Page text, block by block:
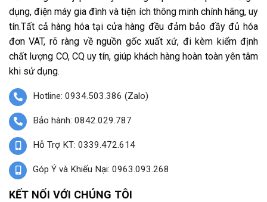
dụng, điện máy gia đình và tiện ích thông minh chính hãng, uy
tín.Tất cả hàng hóa tại cửa hàng đều đảm bảo đầy đủ hóa
đơn VAT, rõ ràng về nguồn gốc xuất xứ, đi kèm kiểm định
chất lượng CO, CQ uy tín, giúp khách hàng hoàn toàn yên tâm
khi sử dụng.
Hotline: 0934.503.386 (Zalo)
Bảo hành: 0842.029.787
Hỗ Trợ KT: 0339.472.614
Góp Ý và Khiếu Nại: 0963.093.268
KẾT NỐI VỚI CHÚNG TÔI